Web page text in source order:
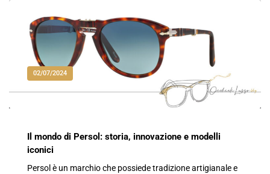
02/07/2024
Il mondo di Persol: storia, innovazione e modelli
iconici
Persol è un marchio che possiede tradizione artigianale e